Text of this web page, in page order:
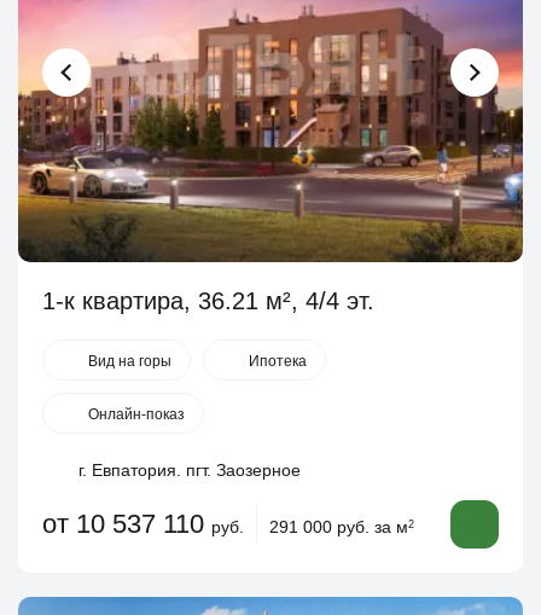
1-к квартира, 36.21 м², 4/4 эт.
Вид на горы Ипотека
Онлайн-показ
г. Евпатория. пгт. Заозерное
от 10 537 110 руб. 291 000 руб. за м2